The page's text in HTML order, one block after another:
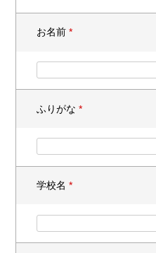
お名前*
ふりがな*
学校名*